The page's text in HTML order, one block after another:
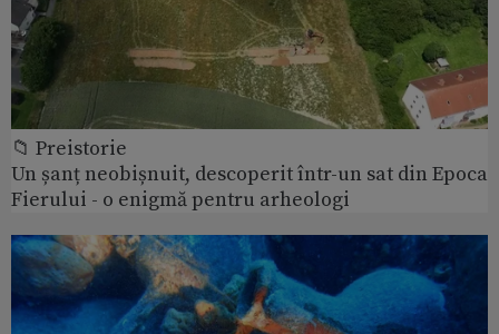
📁 Preistorie
Un șanț neobișnuit, descoperit într-un sat din Epoca
Fierului - o enigmă pentru arheologi